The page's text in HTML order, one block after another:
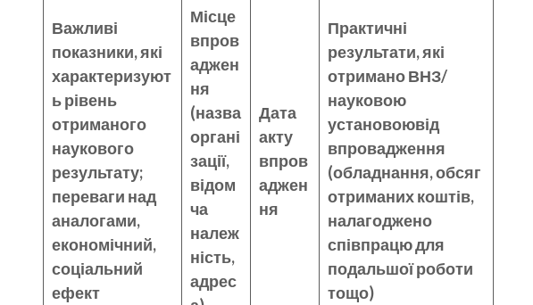
Важливі
показники, які
характеризуют
ь рівень
отриманого
наукового
результату;
переваги над
аналогами,
економічний,
соціальний
ефект
Місце
впров
аджен
ня
(назва
органі
зації,
відом
ча
належ
ність,
адрес
Дата
акту
впров
аджен
ня
Практичні
результати, які
отримано ВНЗ/
науковою
установоювід
впровадження
(обладнання, обсяг
отриманих коштів,
налагоджено
співпрацю для
подальшої роботи
тощо)